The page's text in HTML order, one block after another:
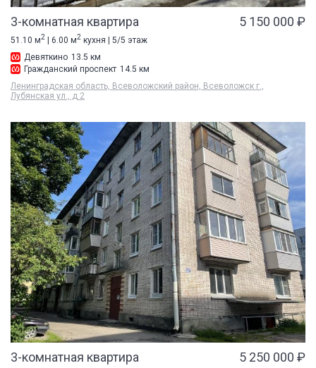
3-комнатная квартира 5 150 000 ₽
51.10 м2 | 6.00 м2 кухня | 5/5 этаж
Девяткино 13.5 км
Гражданский проспект 14.5 км
Ленинградская область, Всеволожский район, Всеволожск г.,
Лубянская ул., д 2
3-комнатная квартира 5 250 000 ₽